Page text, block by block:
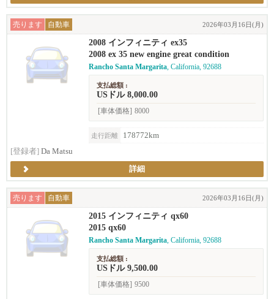
売ります 自動車 2026年03月16日(月)
2008 インフィニティ ex35
2008 ex 35 new engine great condition
Rancho Santa Margarita, California, 92688
支払総額 :
USドル 8,000.00
[車体価格] 8000
走行距離
178772km
[登録者] Da Matsu
詳細
売ります 自動車 2026年03月16日(月)
2015 インフィニティ qx60
2015 qx60
Rancho Santa Margarita, California, 92688
支払総額 :
USドル 9,500.00
[車体価格] 9500